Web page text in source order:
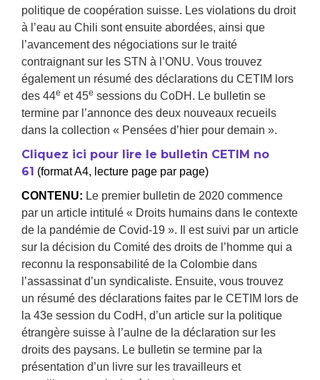
politique de coopération suisse. Les violations du droit
à l’eau au Chili sont ensuite abordées, ainsi que
l’avancement des négociations sur le traité
contraignant sur les STN à l’ONU. Vous trouvez
également un résumé des déclarations du CETIM lors
des 44e et 45e sessions du CoDH. Le bulletin se
termine par l’annonce des deux nouveaux recueils
dans la collection « Pensées d’hier pour demain ».
Cliquez ici pour lire le bulletin CETIM no
61 (format A4, lecture page par page)
CONTENU: Le premier bulletin de 2020 commence
par un article intitulé « Droits humains dans le contexte
de la pandémie de Covid-19 ». Il est suivi par un article
sur la décision du Comité des droits de l’homme qui a
reconnu la responsabilité de la Colombie dans
l’assassinat d’un syndicaliste. Ensuite, vous trouvez
un résumé des déclarations faites par le CETIM lors de
la 43e session du CodH, d’un article sur la politique
étrangère suisse à l’aulne de la déclaration sur les
droits des paysans. Le bulletin se termine par la
présentation d’un livre sur les travailleurs et